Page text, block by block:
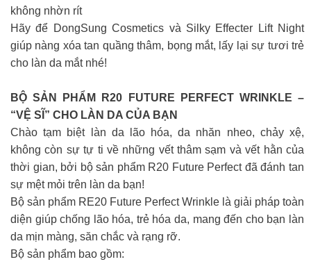
không nhờn rít
Hãy để DongSung Cosmetics và Silky Effecter Lift Night
giúp nàng xóa tan quầng thâm, bọng mắt, lấy lại sự tươi trẻ
cho làn da mắt nhé!
BỘ SẢN PHẨM R20 FUTURE PERFECT WRINKLE –
“VỆ SĨ” CHO LÀN DA CỦA BẠN
Chào tạm biệt làn da lão hóa, da nhăn nheo, chảy xệ,
không còn sự tự ti về những vết thâm sạm và vết hằn của
thời gian, bởi bộ sản phẩm R20 Future Perfect đã đánh tan
sự mệt mỏi trên làn da bạn!
Bộ sản phẩm RE20 Future Perfect Wrinkle là giải pháp toàn
diện giúp chống lão hóa, trẻ hóa da, mang đến cho bạn làn
da mịn màng, săn chắc và rạng rỡ.
Bộ sản phẩm bao gồm: